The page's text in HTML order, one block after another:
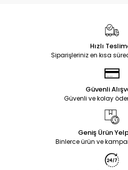
Hızlı
Siparişleriniz en kısa
Güvenli
Güvenli ve kolay
Geniş Ürün
Binlerce ürün ve